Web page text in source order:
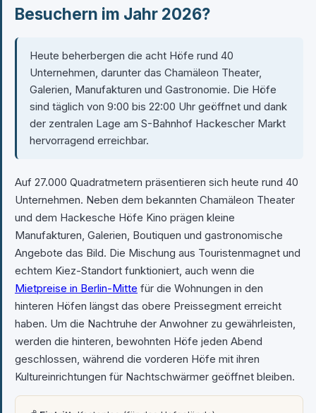
Besuchern im Jahr 2026?
Heute beherbergen die acht Höfe rund 40
Unternehmen, darunter das Chamäleon Theater,
Galerien, Manufakturen und Gastronomie. Die Höfe
sind täglich von 9:00 bis 22:00 Uhr geöffnet und dank
der zentralen Lage am S-Bahnhof Hackescher Markt
hervorragend erreichbar.
Auf 27.000 Quadratmetern präsentieren sich heute rund 40
Unternehmen. Neben dem bekannten Chamäleon Theater
und dem Hackesche Höfe Kino prägen kleine
Manufakturen, Galerien, Boutiquen und gastronomische
Angebote das Bild. Die Mischung aus Touristenmagnet und
echtem Kiez-Standort funktioniert, auch wenn die
Mietpreise in Berlin-Mitte für die Wohnungen in den
hinteren Höfen längst das obere Preissegment erreicht
haben. Um die Nachtruhe der Anwohner zu gewährleisten,
werden die hinteren, bewohnten Höfe jeden Abend
geschlossen, während die vorderen Höfe mit ihren
Kultureinrichtungen für Nachtschwärmer geöffnet bleiben.